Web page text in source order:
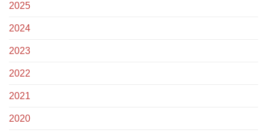
2025
2024
2023
2022
2021
2020